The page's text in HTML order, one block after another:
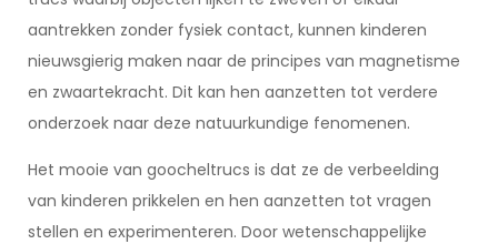
aantrekken zonder fysiek contact, kunnen kinderen
nieuwsgierig maken naar de principes van magnetisme
en zwaartekracht. Dit kan hen aanzetten tot verdere
onderzoek naar deze natuurkundige fenomenen.
Het mooie van goocheltrucs is dat ze de verbeelding
van kinderen prikkelen en hen aanzetten tot vragen
stellen en experimenteren. Door wetenschappelijke